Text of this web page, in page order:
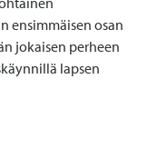
ensimmäisen osan
jokaisen perheen
lapsen